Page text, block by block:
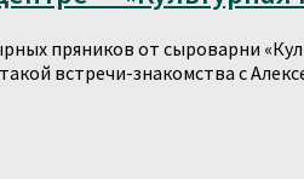
пряников от сыроварни
встречи-знакомства с